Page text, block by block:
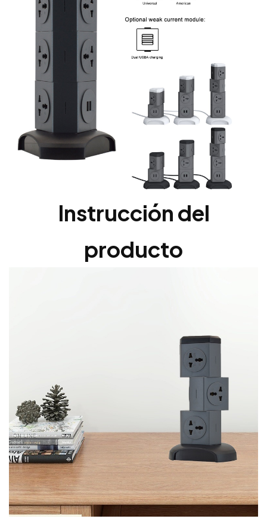
Instrucción del
producto